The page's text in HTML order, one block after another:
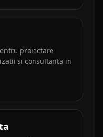
proiectare
si consultanta in